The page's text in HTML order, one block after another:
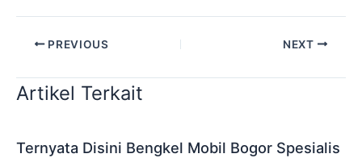
PREVIOUS NEXT
Artikel Terkait
Ternyata Disini Bengkel Mobil Bogor Spesialis